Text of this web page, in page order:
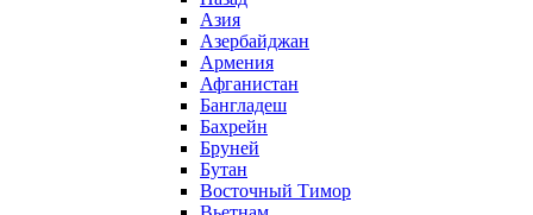
Азия
Азербайджан
Армения
Афганистан
Бангладеш
Бахрейн
Бруней
Бутан
Восточный Тимор